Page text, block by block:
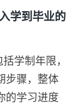
学到毕业的
学制年限，
步骤，整体
的学习进度